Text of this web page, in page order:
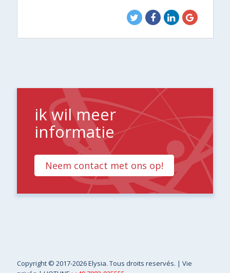
ik wil meer
informatie
Neem contact met ons op!
Copyright © 2017-2026 Elysia. Tous droits reservés. |Vie